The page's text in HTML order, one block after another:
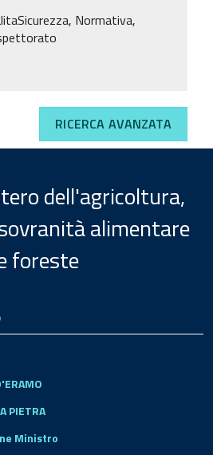
Normativa,
RICERCA AVANZATA
dell'agricoltura,
alimentare
foreste
PIETRA
Ministro